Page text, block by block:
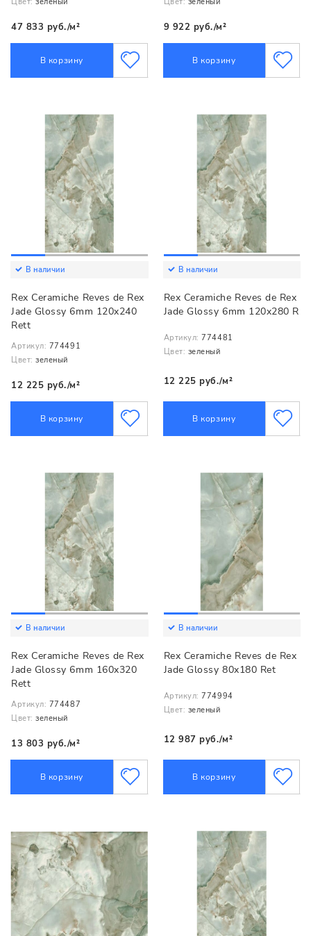
47 833 руб./м²
В корзину
9 922 руб./м²
В корзину
В наличии
Rex Ceramiche Reves de Rex
Jade Glossy 6mm 120x240
Rett
Артикул: 774491
Цвет: зеленый
12 225 руб./м²
В корзину
В наличии
Rex Ceramiche Reves de Rex
Jade Glossy 6mm 120x280 R
Артикул: 774481
Цвет: зеленый
12 225 руб./м²
В корзину
В наличии
Rex Ceramiche Reves de Rex
Jade Glossy 6mm 160x320
Rett
Артикул: 774487
Цвет: зеленый
13 803 руб./м²
В корзину
В наличии
Rex Ceramiche Reves de Rex
Jade Glossy 80x180 Ret
Артикул: 774994
Цвет: зеленый
12 987 руб./м²
В корзину